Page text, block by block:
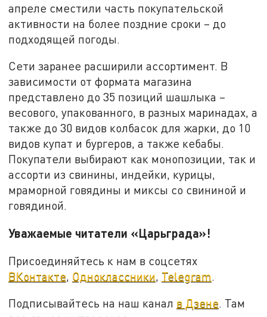
апреле сместили часть покупательской
активности на более поздние сроки – до
подходящей погоды.
Сети заранее расширили ассортимент. В
зависимости от формата магазина
представлено до 35 позиций шашлыка –
весового, упакованного, в разных маринадах, а
также до 30 видов колбасок для жарки, до 10
видов купат и бургеров, а также кебабы.
Покупатели выбирают как монопозиции, так и
ассорти из свинины, индейки, курицы,
мраморной говядины и миксы со свининой и
говядиной.
Уважаемые читатели «Царьграда»!
Присоединяйтесь к нам в соцсетях
ВКонтакте, Одноклассники, Telegram.
Подписывайтесь на наш канал в Дзене. Там